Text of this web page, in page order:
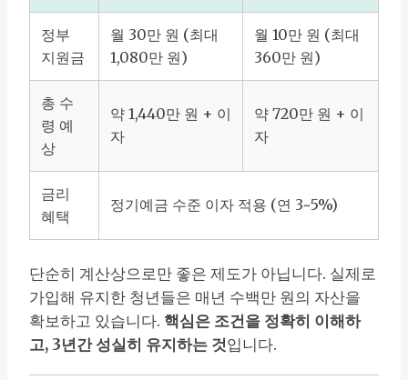
정부
지원금
월 30만 원 (최대
1,080만 원)
월 10만 원 (최대
360만 원)
총 수
령 예
상
약 1,440만 원 + 이
자
약 720만 원 + 이
자
금리
혜택
정기예금 수준 이자 적용 (연 3~5%)
단순히 계산상으로만 좋은 제도가 아닙니다. 실제로
가입해 유지한 청년들은 매년 수백만 원의 자산을
확보하고 있습니다. 핵심은 조건을 정확히 이해하
고, 3년간 성실히 유지하는 것입니다.